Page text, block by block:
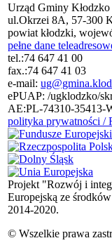
Urząd Gminy Kłodzko
ul.Okrzei 8A, 57-300
powiat kłodzki,
pełne dane
tel.:74 647 41 00
fax.:74 647 41 03
e-mail:
ePUAP: /ugklodzko/
AE:PL-74310-35413-
polityka prywatności /
Projekt "Rozwój i
Europejską ze
2014-2020.
© Wszelkie prawa